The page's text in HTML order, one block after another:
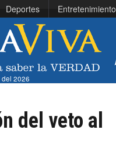
Deportes Entretenimiento
2026
del veto al